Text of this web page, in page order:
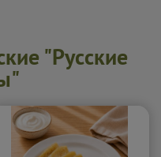
"Русские